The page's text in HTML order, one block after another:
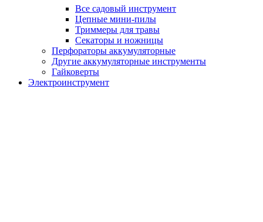
Все садовый инструмент
Цепные мини-пилы
Триммеры для травы
Секаторы и ножницы
Перфораторы аккумуляторные
Другие аккумуляторные инструменты
Гайковерты
Электроинструмент